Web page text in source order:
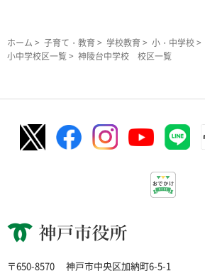
ホーム > 子育て・教育 > 学校教育 > 小・中学校>
小中学校区一覧> 神陵台中学校 校区一覧
神戸市役所
〒650-8570 神戸市中央区加納町6-5-1